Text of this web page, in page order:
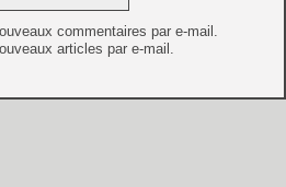
commentaires par e-mail.
articles par e-mail.